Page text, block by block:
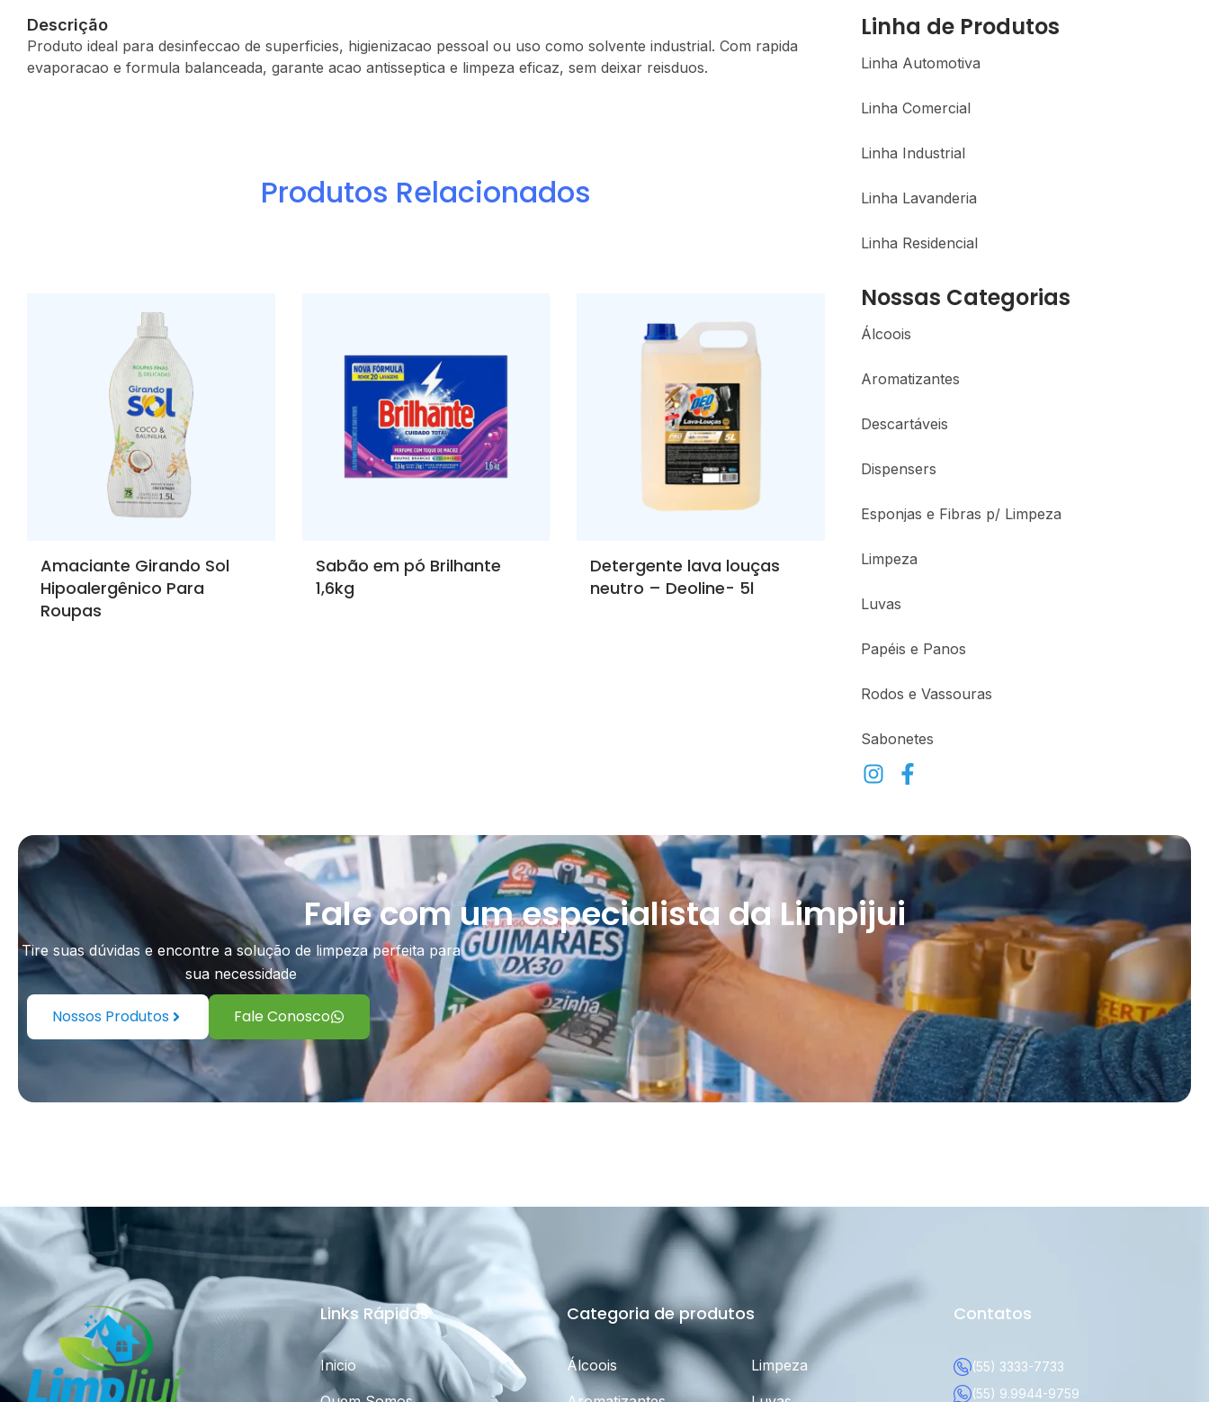
Descrição
Produto ideal para desinfeccao de superficies, higienizacao pessoal ou uso como solvente industrial. Com rapida
evaporacao e formula balanceada, garante acao antisseptica e limpeza eficaz, sem deixar reisduos.
Produtos Relacionados
Amaciante Girando Sol
Hipoalergênico Para
Roupas
Sabão em pó Brilhante
1,6kg
Detergente lava louças
neutro – Deoline- 5l
Linha de Produtos
Linha Automotiva
Linha Comercial
Linha Industrial
Linha Lavanderia
Linha Residencial
Nossas Categorias
Álcoois
Aromatizantes
Descartáveis
Dispensers
Esponjas e Fibras p/ Limpeza
Limpeza
Luvas
Papéis e Panos
Rodos e Vassouras
Sabonetes
Fale com um especialista da Limpijui
Tire suas dúvidas e encontre a solução de limpeza perfeita para
sua necessidade
Nossos Produtos Fale Conosco
Links Rápidos
Inicio
Categoria de produtos
Álcoois
Limpeza
Contatos
(55) 3333-7733
(55) 9.9944-9759